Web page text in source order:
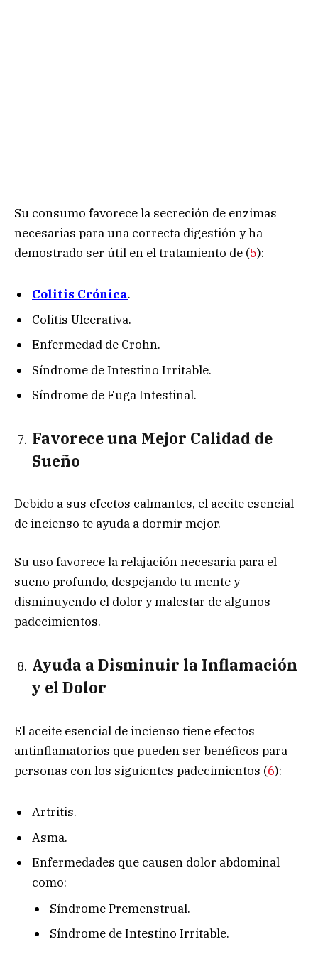
Su consumo favorece la secreción de enzimas
necesarias para una correcta digestión y ha
demostrado ser útil en el tratamiento de (5):
Colitis Crónica.
Colitis Ulcerativa.
Enfermedad de Crohn.
Síndrome de Intestino Irritable.
Síndrome de Fuga Intestinal.
Favorece una Mejor Calidad de
Sueño
Debido a sus efectos calmantes, el aceite esencial
de incienso te ayuda a dormir mejor.
Su uso favorece la relajación necesaria para el
sueño profundo, despejando tu mente y
disminuyendo el dolor y malestar de algunos
padecimientos.
Ayuda a Disminuir la Inflamación
y el Dolor
El aceite esencial de incienso tiene efectos
antinflamatorios que pueden ser benéficos para
personas con los siguientes padecimientos (6):
Artritis.
Asma.
Enfermedades que causen dolor abdominal
como:
Síndrome Premenstrual.
Síndrome de Intestino Irritable.